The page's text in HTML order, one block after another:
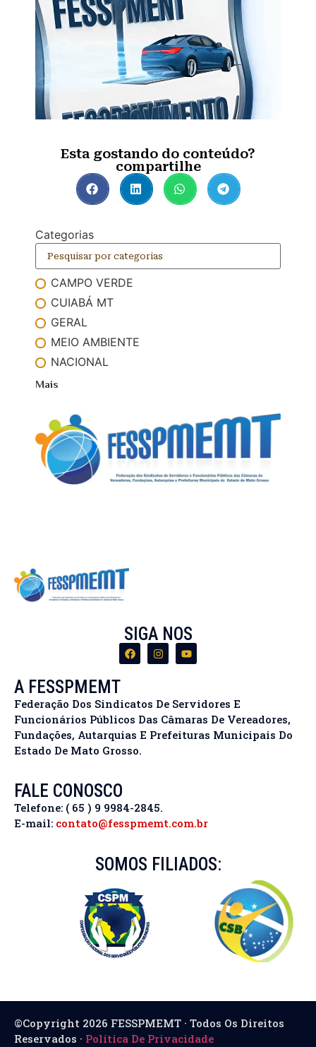
Esta gostando do conteúdo?
compartilhe
Categorias
CAMPO VERDE
CUIABÁ MT
GERAL
MEIO AMBIENTE
NACIONAL
Mais
SIGA NOS
A FESSPMEMT
Federação Dos Sindicatos De Servidores E
Funcionários Públicos Das Câmaras De Vereadores,
Fundações, Autarquias E Prefeituras Municipais Do
Estado De Mato Grosso.
FALE CONOSCO
Telefone: ( 65 ) 9 9984-2845.
E-mail: contato@fesspmemt.com.br
SOMOS FILIADOS:
©Copyright 2026 FESSPMEMT · Todos Os Direitos
Reservados · Política De Privacidade